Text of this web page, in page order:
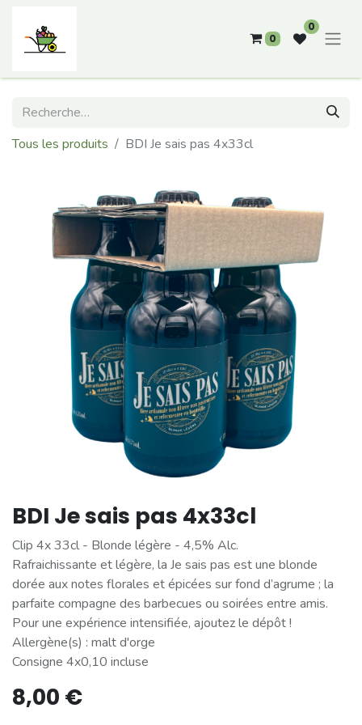
0
0
Tous les produits BDI Je sais pas 4x33cl
BDI Je sais pas 4x33cl
Clip 4x 33cl - Blonde légère - 4,5% Alc.
Rafraichissante et légère, la Je sais pas est une blonde
dorée aux notes florales et épicées sur fond d’agrume ; la
parfaite compagne des barbecues ou soirées entre amis.
Pour une expérience intensifiée, ajoutez le dépôt !
Allergène(s) : malt d'orge
Consigne 4x0,10 incluse
8,00 €